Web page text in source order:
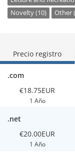
Novelty (10)
Other
Precio registro
.com
€18.75EUR
1 Año
.net
€20.00EUR
1 Año